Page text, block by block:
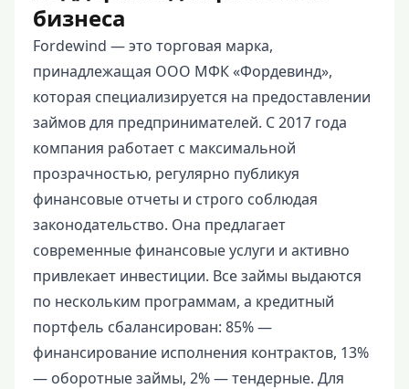
бизнеса
Fordewind — это торговая марка,
принадлежащая ООО МФК «Фордевинд»,
которая специализируется на предоставлении
займов для предпринимателей. С 2017 года
компания работает с максимальной
прозрачностью, регулярно публикуя
финансовые отчеты и строго соблюдая
законодательство. Она предлагает
современные финансовые услуги и активно
привлекает инвестиции. Все займы выдаются
по нескольким программам, а кредитный
портфель сбалансирован: 85% —
финансирование исполнения контрактов, 13%
— оборотные займы, 2% — тендерные. Для